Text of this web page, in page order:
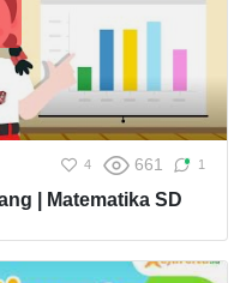
4 661 1
| Matematika SD